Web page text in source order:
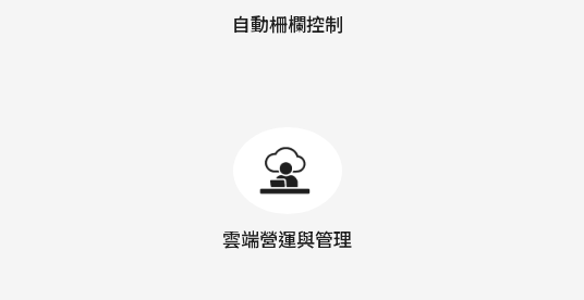
自動柵欄控制
雲端營運與管理